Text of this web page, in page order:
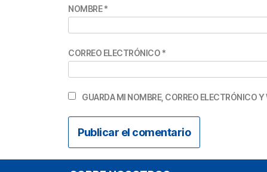
NOMBRE*
CORREO ELECTRÓNICO *
GUARDA MI NOMBRE, CORREO ELECTRÓNICO